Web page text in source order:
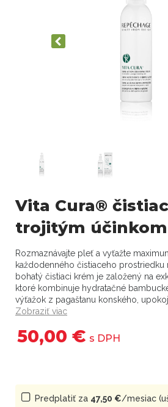
Vita Cura®
trojitým účinkom
Rozmaznávajte pleť a vyťažte
každodenného čistiaceho prostriedku
bohatý čistiaci krém je založený na
ktoré kombinuje hydratačné
výťažok z pagaštanu konského,
Zobraziť viac
50,00 € s DPH
Predplatiť za 47,50 €/mesiac